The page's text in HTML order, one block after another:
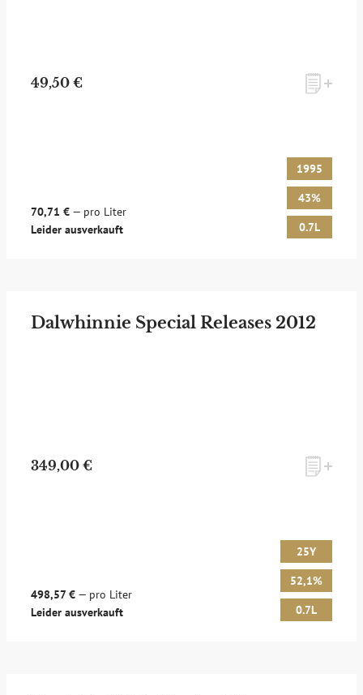
49,50 €
70,71 € — pro Liter
Leider ausverkauft
1995
43%
0.7L
Dalwhinnie Special Releases 2012
349,00 €
498,57 € — pro Liter
Leider ausverkauft
25Y
52,1%
0.7L